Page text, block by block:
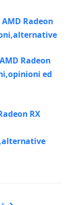
AMD Radeon
Radeon
ed
RX